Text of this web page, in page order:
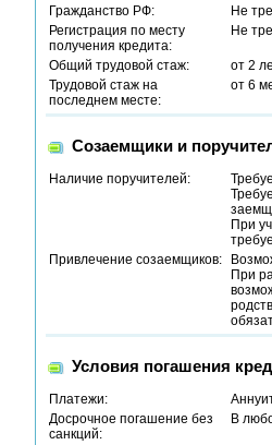
Гражданство РФ:
Не
Регистрация по месту
получения кредита:
Не
Общий трудовой стаж:
от 2
Трудовой стаж на
последнем месте:
от 6
Созаемщики и
Наличие поручителей:
При
Привлечение созаемщиков:
При
Условия погашения
Платежи:
Досрочное погашение без
санкций:
В